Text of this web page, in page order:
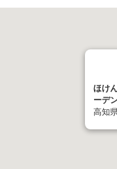
ほけ
ーデ
高知